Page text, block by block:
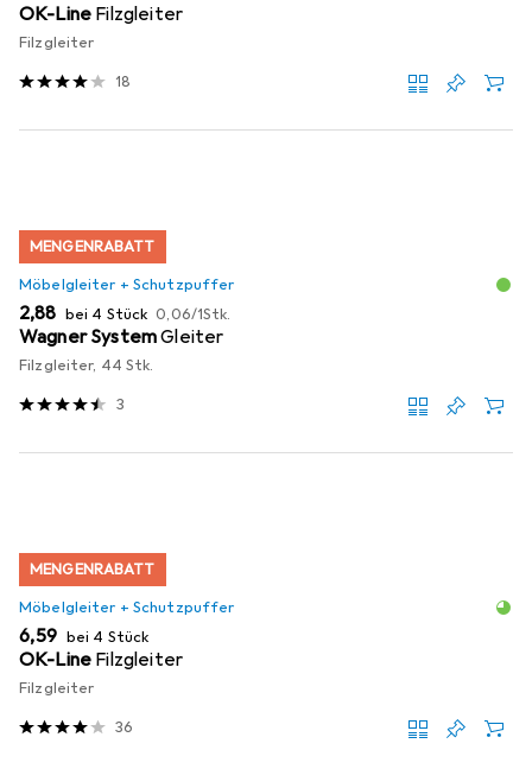
OK-Line Filzgleiter
Filzgleiter
18
MENGENRABATT
Möbelgleiter + Schutzpuffer
EUR
2,88 bei 4 Stück EUR
0,06/1Stk.
Wagner SystemGleiter
Filzgleiter, 44 Stk.
3
MENGENRABATT
Möbelgleiter + Schutzpuffer
EUR
6,59 bei 4 Stück
OK-Line Filzgleiter
Filzgleiter
36